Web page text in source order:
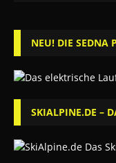
NEU! DIE SEDNA
SKIALPINE.DE –